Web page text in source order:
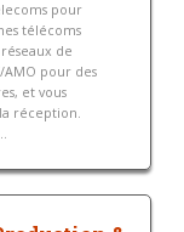
pour
télécoms
de
pour des
et vous
réception.